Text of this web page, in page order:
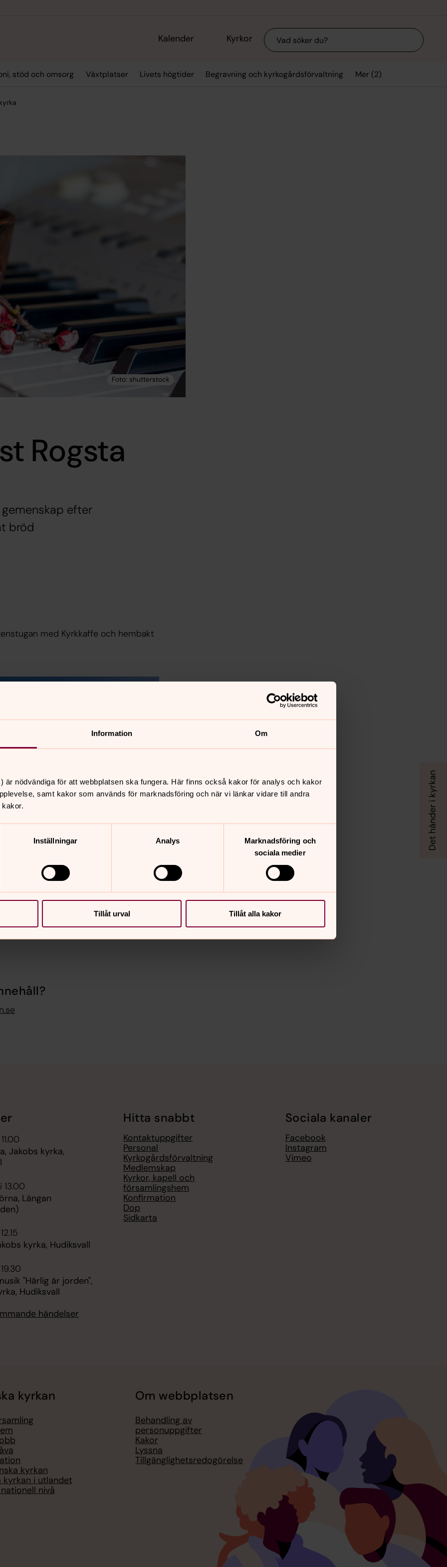
Information Om
är nödvändiga för att webbplatsen ska fungera. Här finns också kakor för analys och kakor
samt kakor som används för marknadsföring och när vi länkar vidare till andra
Inställningar Analys
Marknadsföring och
sociala medier
Tillåt urval Tillåt alla kakor
Kalender Kyrkor Sök
stöd och omsorg Växtplatser Livets högtider Begravning och kyrkogårdsförvaltning Mer (2)
Rogsta
efter
bröd
med Kyrkkaffe och hembakt
Jakobs kyrka,
13.00
Längan
kyrka, Hudiksvall
"Härlig är jorden",
Hudiksvall
händelser
Hitta snabbt
Kontaktuppgifter
Personal
Kyrkogårdsförvaltning
Medlemskap
Kyrkor, kapell och
församlingshem
Konfirmation
Dop
Sidkarta
Sociala kanaler
Facebook
Instagram
Vimeo
kyrkan
kyrkan
kyrkan i utlandet
nivå
Om webbplatsen
Behandling av
personuppgifter
Kakor
Lyssna
Tillgänglighetsredogörelse